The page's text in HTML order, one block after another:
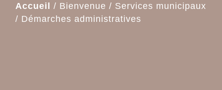
Accueil / Bienvenue / Services municipaux
/ Démarches administratives